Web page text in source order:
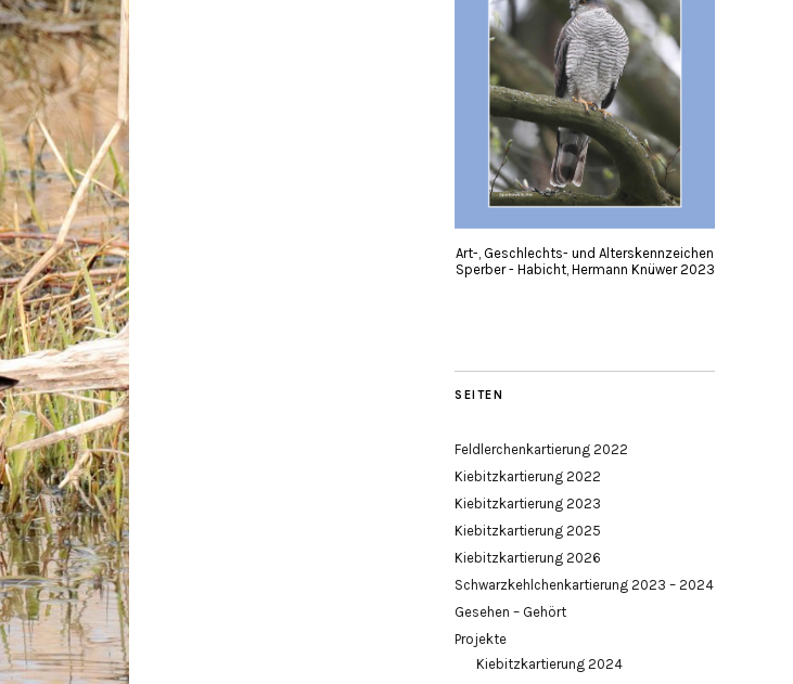
Art-, Geschlechts- und Alterskennzeichen
Sperber - Habicht, Hermann Knüwer 2023
SEITEN
Feldlerchenkartierung 2022
Kiebitzkartierung 2022
Kiebitzkartierung 2023
Kiebitzkartierung 2025
Kiebitzkartierung 2026
Schwarzkehlchenkartierung 2023 – 2024
Gesehen – Gehört
Projekte
Kiebitzkartierung 2024